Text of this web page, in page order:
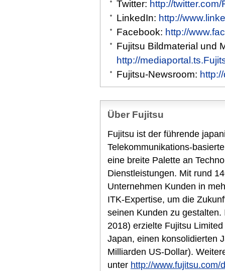
Twitter: http://
LinkedIn: http://
Facebook: http://
Fujitsu Bildmaterial und
http://
Fujitsu-Newsroom:
Über Fujitsu
Fujitsu ist der führende
Telekommunikations-
eine breite Palette an
Dienstleistungen. Mit rund
Unternehmen Kunden in
ITK-Expertise, um die
seinen Kunden zu
2018) erzielte Fujitsu
Japan, einen konsolidierten
Milliarden US-Dollar).
unter http://www.fujitsu.com/